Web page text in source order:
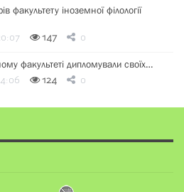
факультету іноземної філології
147 0
факультеті дипломували своїх…
124 0